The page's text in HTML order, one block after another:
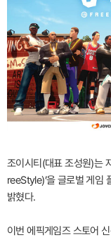
조이시티(대표 조성원)는
reeStyle)’을 글로벌 게임
밝혔다.
이번 에픽게임즈 스토어